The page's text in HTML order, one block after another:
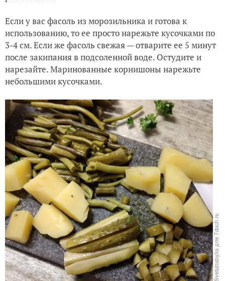
Если у вас фасоль из морозильника и готова к
использованию, то ее просто нарежьте кусочками по
3-4 см. Если же фасоль свежая — отварите ее 5 минут
после закипания в подсоленной воде. Остудите и
нарезайте. Маринованные корнишоны нарежьте
небольшими кусочками.